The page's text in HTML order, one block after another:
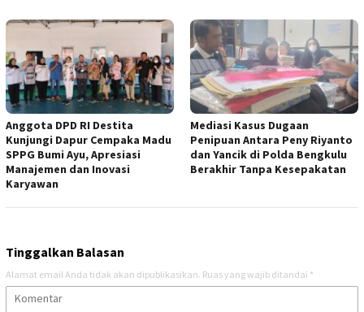
Anggota DPD RI Destita
Kunjungi Dapur Cempaka Madu
SPPG Bumi Ayu, Apresiasi
Manajemen dan Inovasi
Karyawan
Mediasi Kasus Dugaan
Penipuan Antara Peny Riyanto
dan Yancik di Polda Bengkulu
Berakhir Tanpa Kesepakatan
Tinggalkan Balasan
Alamat email Anda tidak akan dipublikasikan. Ruas yang wajib ditandai *